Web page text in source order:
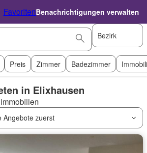
FavoritenBenachrichtigungen verwalten
Bezirk
Preis Zimmer Badezimmer
in Elixhausen
Angebote zuerst